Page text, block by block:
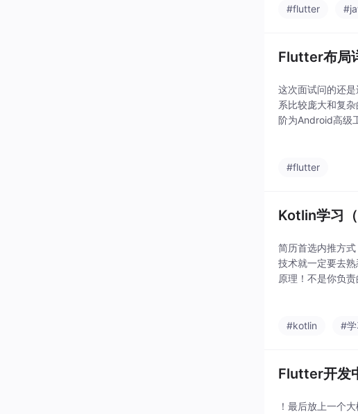
#flutter
Flutter布局
这次面试问的还
系比较庞大和复
阶为Android高级
#flutter
Kotlin学习
简历首选内推方
技术就一定要去
原理！不是你负
#kotlin
#学
Flutter开发
！最后放上一个